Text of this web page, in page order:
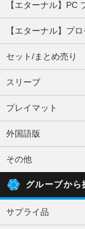
【エターナル】PC
【エターナル】プ
セット/まとめ売り
スリーブ
プレイマット
外国語版
その他
グループから
サプライ品